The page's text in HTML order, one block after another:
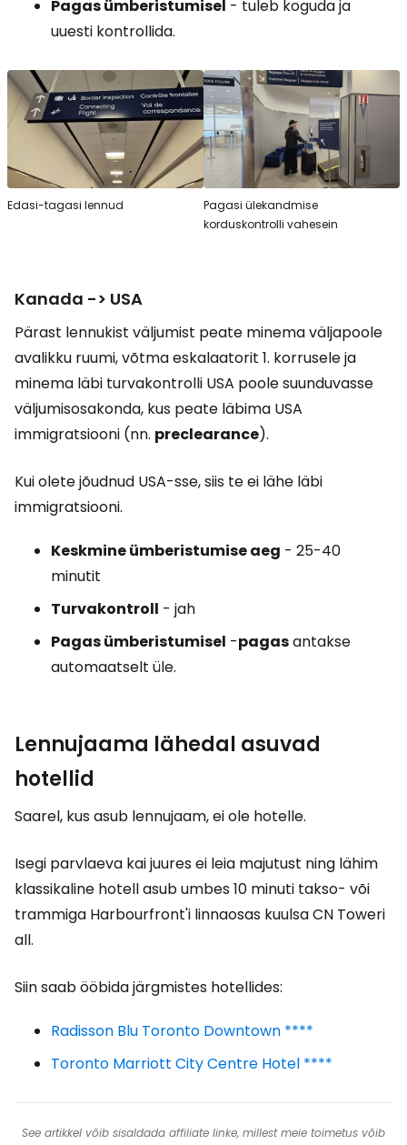
Pagas ümberistumisel - tuleb koguda ja
uuesti kontrollida.
Edasi-tagasi lennud
Pagasi ülekandmise
korduskontrolli vahesein
Kanada -> USA
Pärast lennukist väljumist peate minema väljapoole
avalikku ruumi, võtma eskalaatorit 1. korrusele ja
minema läbi turvakontrolli USA poole suunduvasse
väljumisosakonda, kus peate läbima USA
immigratsiooni (nn. preclearance).
Kui olete jõudnud USA-sse, siis te ei lähe läbi
immigratsiooni.
Keskmine ümberistumise aeg - 25-40
minutit
Turvakontroll - jah
Pagas ümberistumisel -pagasantakse
automaatselt üle.
Lennujaama lähedal asuvad
hotellid
Saarel, kus asub lennujaam, ei ole hotelle.
Isegi parvlaeva kai juures ei leia majutust ning lähim
klassikaline hotell asub umbes 10 minuti takso- või
trammiga Harbourfront'i linnaosas kuulsa CN Toweri
all.
Siin saab ööbida järgmistes hotellides:
Radisson Blu Toronto Downtown ****
Toronto Marriott City Centre Hotel ****
See artikkel võib sisaldada affiliate linke, millest meie toimetus võib